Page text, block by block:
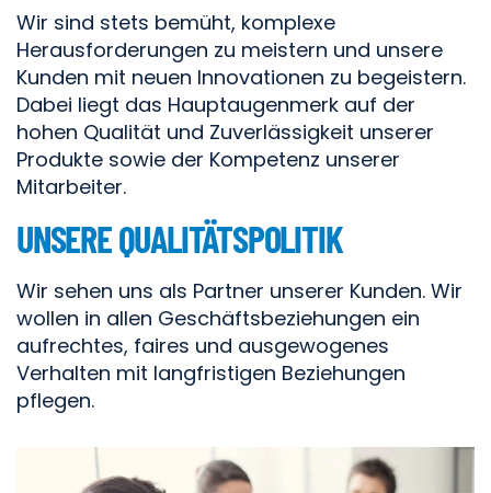
Wir sind stets bemüht, komplexe
Herausforderungen zu meistern und unsere
Kunden mit neuen Innovationen zu begeistern.
Dabei liegt das Hauptaugenmerk auf der
hohen Qualität und Zuverlässigkeit unserer
Produkte sowie der Kompetenz unserer
Mitarbeiter.
UNSERE QUALITÄTSPOLITIK
Wir sehen uns als Partner unserer Kunden. Wir
wollen in allen Geschäftsbeziehungen ein
aufrechtes, faires und ausgewogenes
Verhalten mit langfristigen Beziehungen
pflegen.